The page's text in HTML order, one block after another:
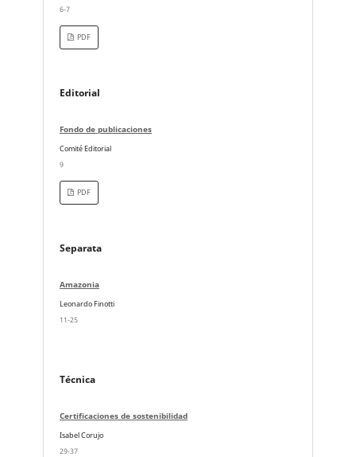
6-7
PDF
Editorial
Fondo de publicaciones
Comité Editorial
9
PDF
Separata
Amazonia
Leonardo Finotti
11-25
Técnica
Certificaciones de sostenibilidad
Isabel Corujo
29-37